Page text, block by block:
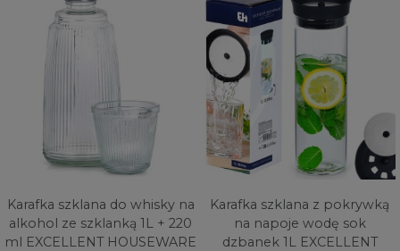
Karafka szklana do whisky na
alkohol ze szklanką 1L + 220
ml EXCELLENT HOUSEWARE
Karafka szklana z pokrywką
na napoje wodę sok
dzbanek 1L EXCELLENT